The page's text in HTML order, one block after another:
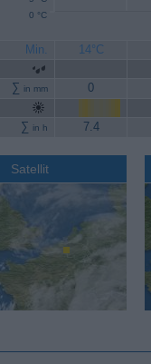
0 °C
Min. 14°C
∑ in mm 0
∑ in h 7.4
Satellit